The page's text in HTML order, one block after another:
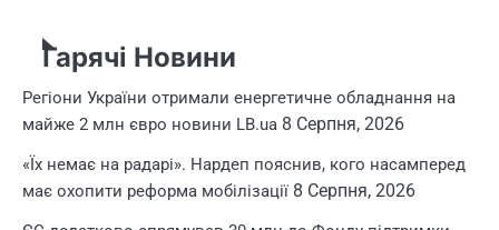
Гарячі Новини
Регіони України отримали енергетичне обладнання на
майже 2 млн євро новини LB.ua 8 Серпня, 2026
«Їх немає на радарі». Нардеп пояснив, кого насамперед
має охопити реформа мобілізації 8 Серпня, 2026